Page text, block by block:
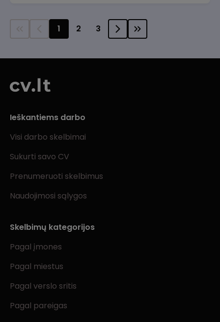
1 2 3
Ieškantiems darbo
Visi darbo skelbimai
Sukurti savo CV
Prenumeruoti skelbimus
Naudojimosi sąlygos
Skelbimų kategorijos
Pagal įmones
Pagal miestus
Pagal verslo sritis
Pagal pareigas